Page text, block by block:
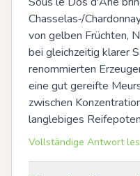
Chasselas‑/
von gelben Früchten,
bei gleichzeitig klarer
renommierten
eine gut gereifte
zwischen
langlebiges
Vollständige Antwort